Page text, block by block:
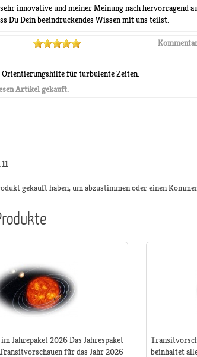
innovative und meiner Meinung nach hervorragend
Du Dein beeindruckendes Wissen mit uns teilst.
für turbulente Zeiten.
Artikel gekauft.
gekauft haben, um abzustimmen oder einen
Jahrepaket 2026 Das Jahrespaket
für das Jahr 2026
beinhaltet